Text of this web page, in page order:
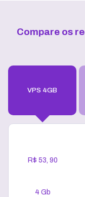
Compare os
VPS 4GB
R$ 53, 90
4 Gb